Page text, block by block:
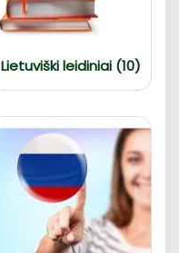
Lietuviški leidiniai (10)